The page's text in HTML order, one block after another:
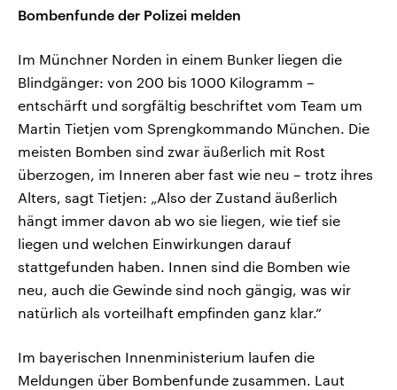
Bombenfunde der Polizei melden
Im Münchner Norden in einem Bunker liegen die
Blindgänger: von 200 bis 1000 Kilogramm –
entschärft und sorgfältig beschriftet vom Team um
Martin Tietjen vom Sprengkommando München. Die
meisten Bomben sind zwar äußerlich mit Rost
überzogen, im Inneren aber fast wie neu – trotz ihres
Alters, sagt Tietjen: „Also der Zustand äußerlich
hängt immer davon ab wo sie liegen, wie tief sie
liegen und welchen Einwirkungen darauf
stattgefunden haben. Innen sind die Bomben wie
neu, auch die Gewinde sind noch gängig, was wir
natürlich als vorteilhaft empfinden ganz klar.“
Im bayerischen Innenministerium laufen die
Meldungen über Bombenfunde zusammen. Laut